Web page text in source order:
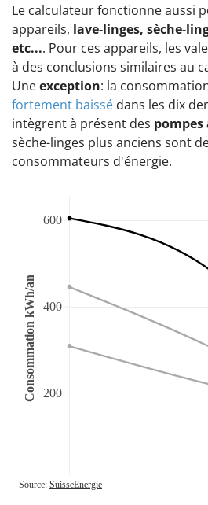
Le calculateur fonctionne aussi
appareils, lave-linges, sèche-
etc.... Pour ces appareils, les
à des conclusions similaires au
Uneexception: la
fortement baissé dans les dix
intègrent à présent des
sèche-linges plus anciens sont
consommateurs d'énergie.